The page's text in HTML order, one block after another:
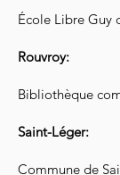
École Libre Guy
Rouvroy:
Bibliothèque
Saint-Léger:
Commune de